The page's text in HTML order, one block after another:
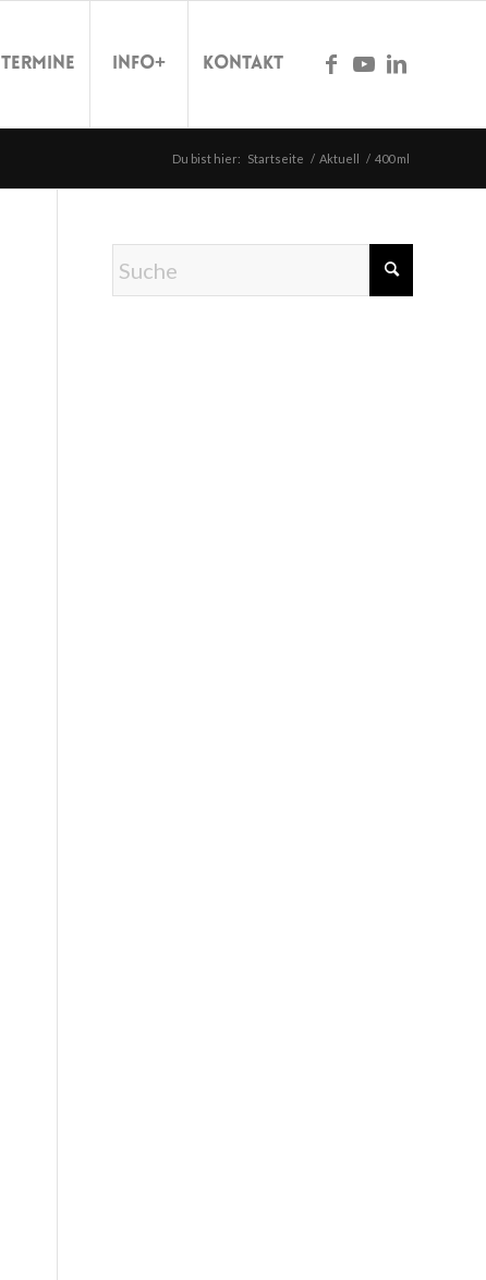
Termine Info+ Kontakt
Du bist hier: Startseite / Aktuell / 400 ml